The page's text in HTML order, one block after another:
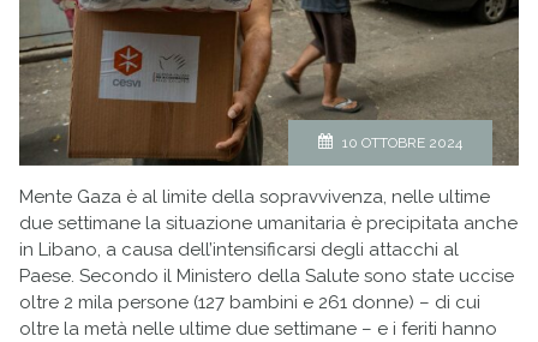
10 OTTOBRE 2024
Mente Gaza è al limite della sopravvivenza, nelle ultime
due settimane la situazione umanitaria è precipitata anche
in Libano, a causa dell’intensificarsi degli attacchi al
Paese. Secondo il Ministero della Salute sono state uccise
oltre 2 mila persone (127 bambini e 261 donne) – di cui
oltre la metà nelle ultime due settimane – e i feriti hanno